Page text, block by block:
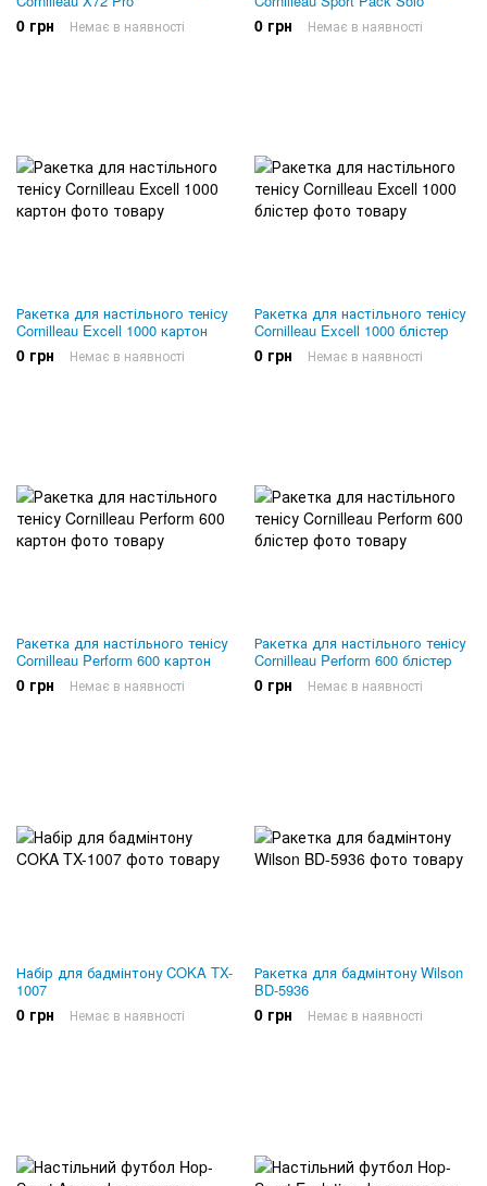
0 грн Немає в наявності 0 грн Немає в наявності
Ракетка для настільного тенісу
Cornilleau Excell 1000 картон
0 грн Немає в наявності
Ракетка для настільного тенісу
Cornilleau Excell 1000 блістер
0 грн Немає в наявності
Ракетка для настільного тенісу
Cornilleau Perform 600 картон
0 грн Немає в наявності
Ракетка для настільного тенісу
Cornilleau Perform 600 блістер
0 грн Немає в наявності
Набір для бадмінтону COKA TX-
1007
0 грн Немає в наявності
Ракетка для бадмінтону Wilson
BD-5936
0 грн Немає в наявності